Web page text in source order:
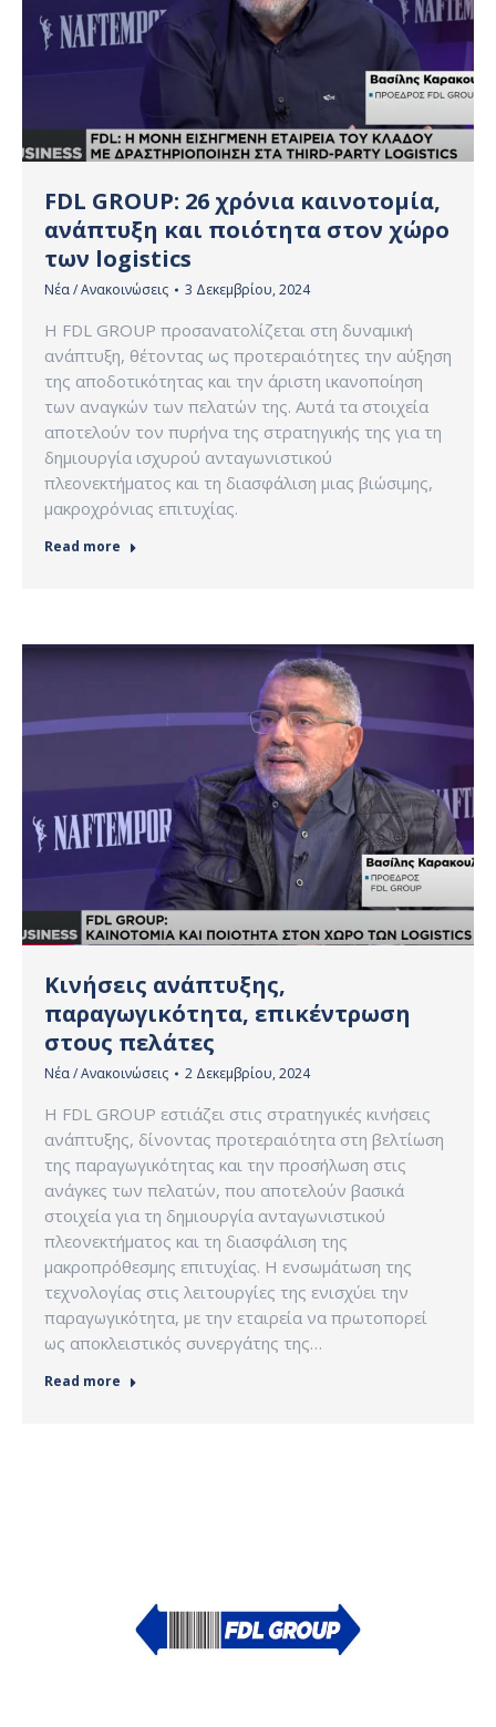
FDL GROUP: 26 χρόνια καινοτομία,
ανάπτυξη και ποιότητα στον χώρο
των logistics
Νέα / Ανακοινώσεις 3 Δεκεμβρίου, 2024
Η FDL GROUP προσανατολίζεται στη δυναμική
ανάπτυξη, θέτοντας ως προτεραιότητες την αύξηση
της αποδοτικότητας και την άριστη ικανοποίηση
των αναγκών των πελατών της. Αυτά τα στοιχεία
αποτελούν τον πυρήνα της στρατηγικής της για τη
δημιουργία ισχυρού ανταγωνιστικού
πλεονεκτήματος και τη διασφάλιση μιας βιώσιμης,
μακροχρόνιας επιτυχίας.
Read more
Κινήσεις ανάπτυξης,
παραγωγικότητα, επικέντρωση
στους πελάτες
Νέα / Ανακοινώσεις 2 Δεκεμβρίου, 2024
Η FDL GROUP εστιάζει στις στρατηγικές κινήσεις
ανάπτυξης, δίνοντας προτεραιότητα στη βελτίωση
της παραγωγικότητας και την προσήλωση στις
ανάγκες των πελατών, που αποτελούν βασικά
στοιχεία για τη δημιουργία ανταγωνιστικού
πλεονεκτήματος και τη διασφάλιση της
μακροπρόθεσμης επιτυχίας. Η ενσωμάτωση της
τεχνολογίας στις λειτουργίες της ενισχύει την
παραγωγικότητα, με την εταιρεία να πρωτοπορεί
ως αποκλειστικός συνεργάτης της…
Read more